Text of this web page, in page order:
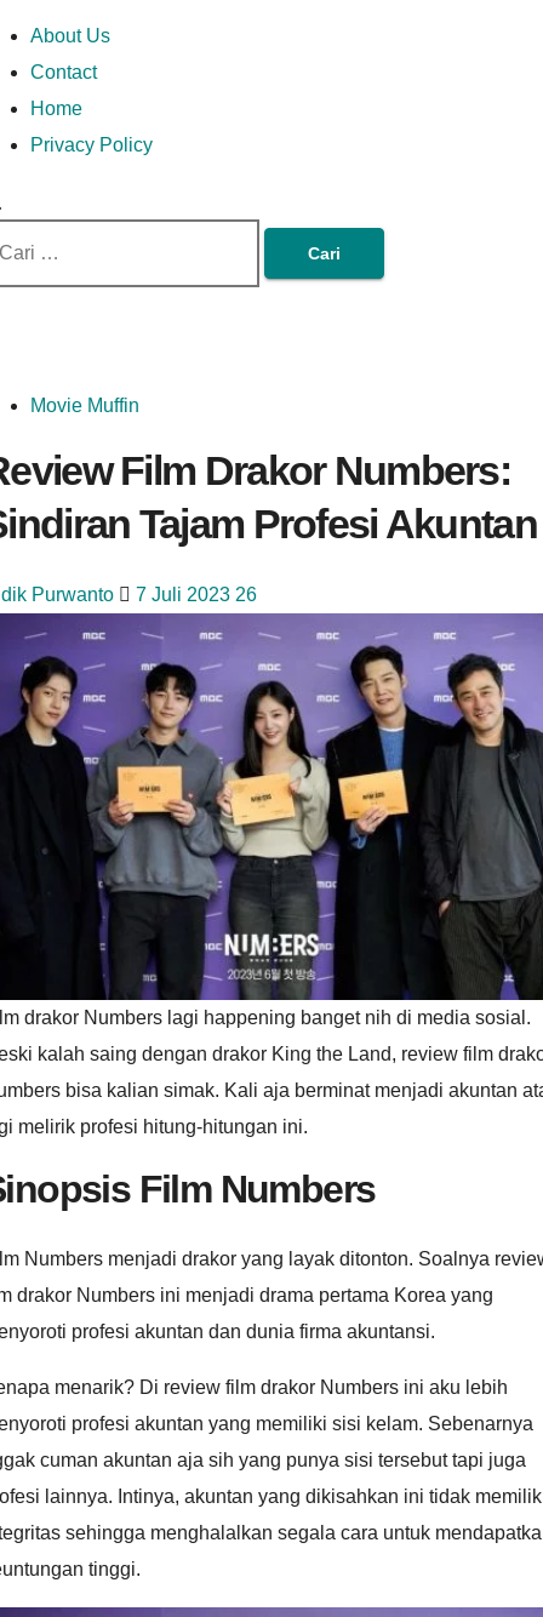
Money In Every
Way
In Every Way
About Us
Contact
Home
Privacy Policy
Movie Muffin
Film Drakor Numbers:
Tajam Profesi Akuntan
Purwanto 7 Juli 2023 26
drakor Numbers lagi happening banget nih di media sosial.
kalah saing dengan drakor King the Land, review film
bisa kalian simak. Kali aja berminat menjadi akuntan
melirik profesi hitung-hitungan ini.
Film Numbers
Numbers menjadi drakor yang layak ditonton. Soalnya
drakor Numbers ini menjadi drama pertama Korea yang
profesi akuntan dan dunia firma akuntansi.
menarik? Di review film drakor Numbers ini aku lebih
profesi akuntan yang memiliki sisi kelam. Sebenarnya
cuman akuntan aja sih yang punya sisi tersebut tapi juga
lainnya. Intinya, akuntan yang dikisahkan ini tidak
sehingga menghalalkan segala cara untuk
tinggi.